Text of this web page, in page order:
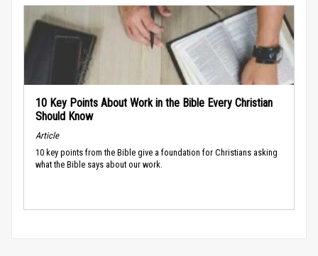
10 Key Points About Work in the Bible Every Christian
Should Know
Article
10 key points from the Bible give a foundation for Christians asking
what the Bible says about our work.